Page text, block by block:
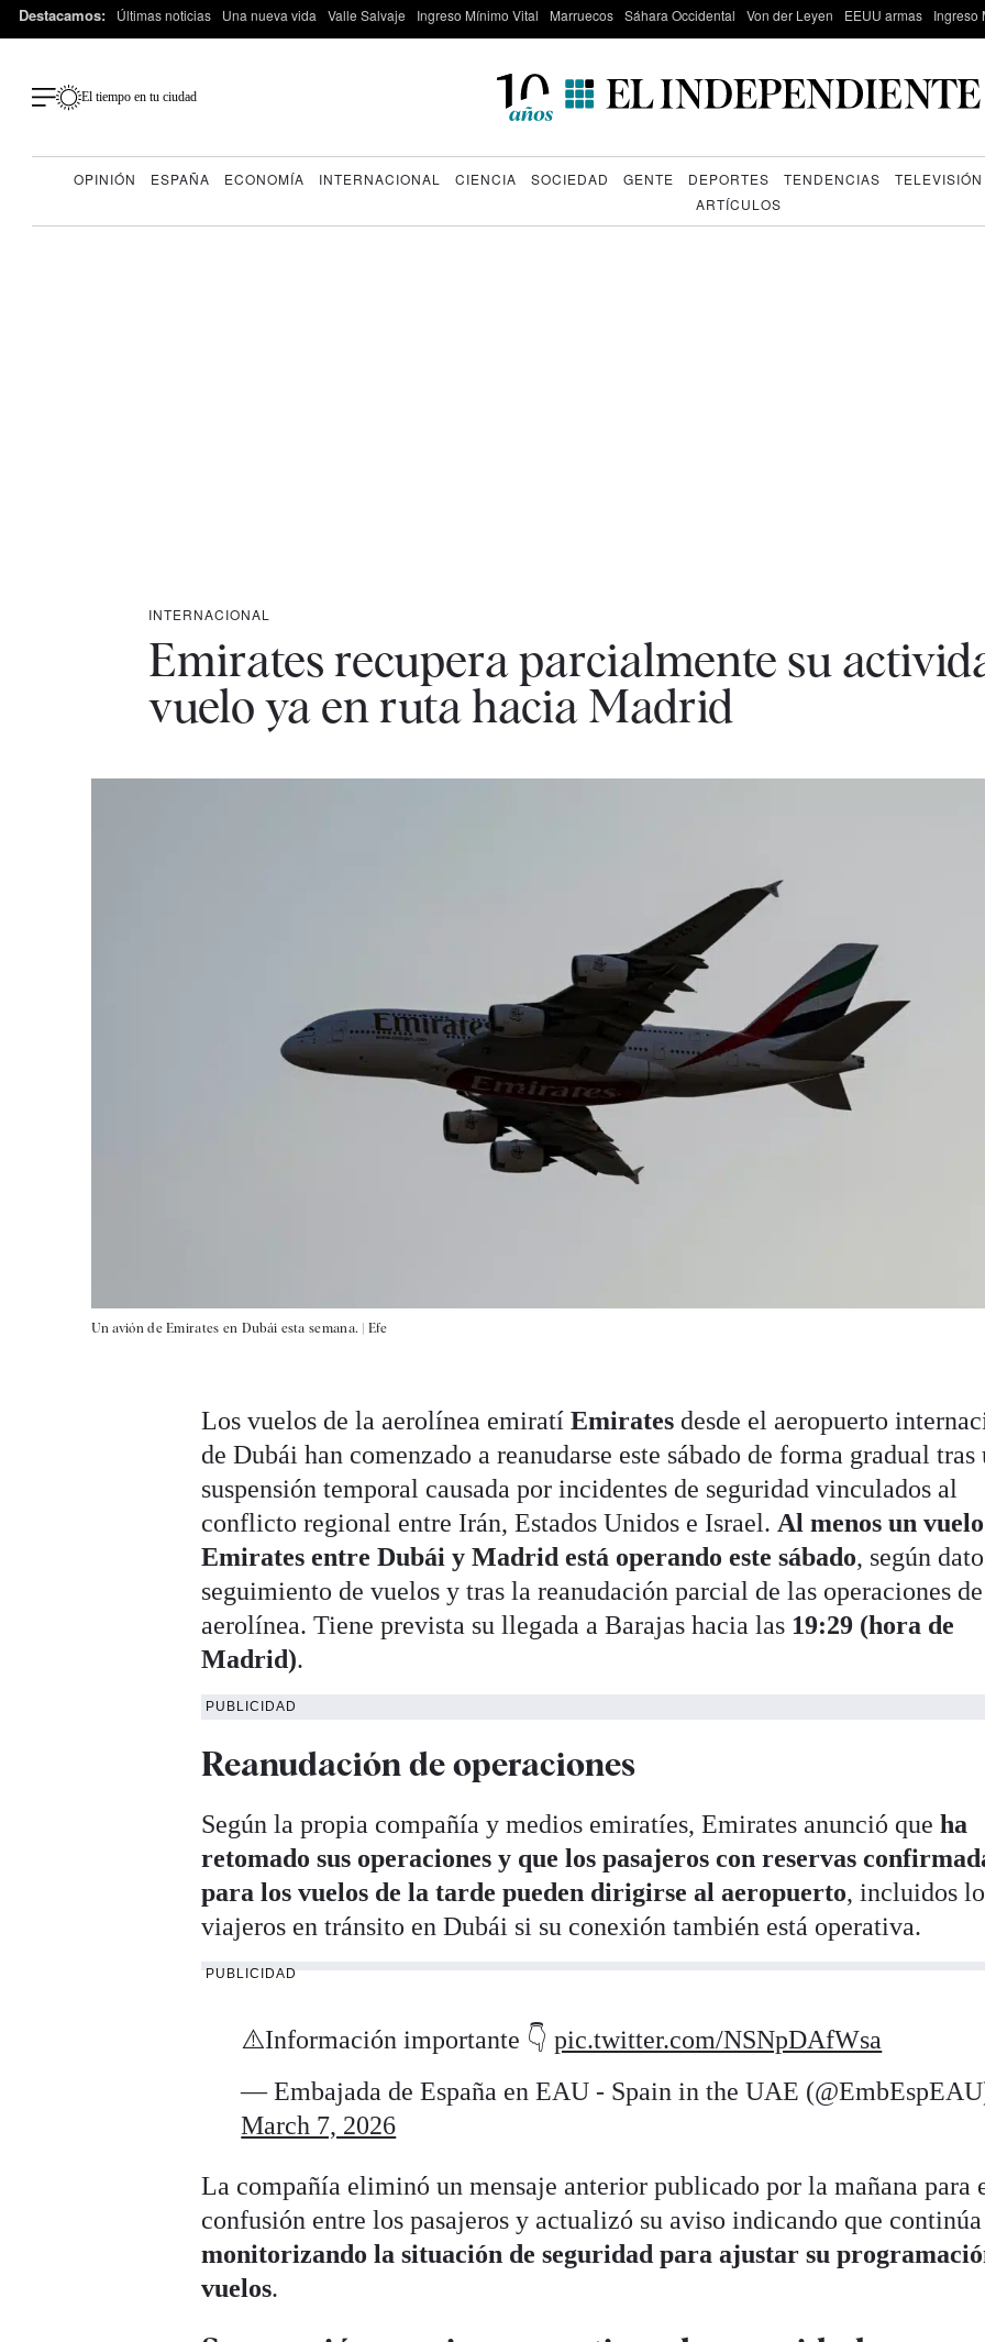
Destacamos: Últimas noticias Una nueva vida Valle Salvaje Ingreso Mínimo Vital Marruecos Sáhara Occidental Von der Leyen EEUU armas Ingreso
El tiempo en tu ciudad
OPINIÓN ESPAÑA ECONOMÍA INTERNACIONAL CIENCIA SOCIEDAD GENTE DEPORTES TENDENCIAS TELEVISIÓN
ARTÍCULOS
INTERNACIONAL
Emirates recupera parcialmente su
vuelo ya en ruta hacia Madrid
Un avión de Emirates en Dubái esta semana. |Efe
Los vuelos de la aerolínea emiratíEmirates desde el aeropuerto
de Dubái han comenzado a reanudarse este sábado de forma gradual tras
suspensión temporal causada por incidentes de seguridad vinculados al
conflicto regional entre Irán, Estados Unidos e Israel. Al menos un
Emirates entre Dubái y Madrid está operando este sábado, según
seguimiento de vuelos y tras la reanudación parcial de las operaciones
aerolínea. Tiene prevista su llegada a Barajas hacia las 19:29 (hora de
Madrid).
PUBLICIDAD
Reanudación de operaciones
Según la propia compañía y medios emiratíes, Emirates anunció queha
retomado sus operaciones y que los pasajeros con reservas
para los vuelos de la tarde pueden dirigirse al aeropuerto, incluidos
viajeros en tránsito en Dubái si su conexión también está operativa.
PUBLICIDAD
⚠️Información importante 👇pic.twitter.com/NSNpDAfWsa
— Embajada de España en EAU - Spain in the UAE
March 7, 2026
La compañía eliminó un mensaje anterior publicado por la mañana para
confusión entre los pasajeros y actualizó su aviso indicando que continúa
monitorizando la situación de seguridad para ajustar su
vuelos.